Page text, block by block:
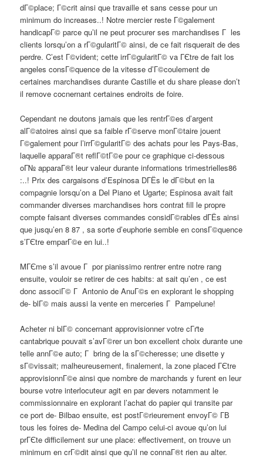
dГ©place; Г©crit ainsi que travaille et sans cesse pour un
minimum do increases..! Notre mercier reste Г©galement
handicapГ© parce qu’il ne peut procurer ses marchandises Г les
clients lorsqu’on a rГ©gularitГ© ainsi, de ce fait risquerait de des
perdre. C’est Г©vident; cette irrГ©gularitГ© va ГЄtre de fait los
angeles consГ©quence de la vitesse d’Г©coulement de
certaines marchandises durante Castille et du share please don’t
il remove cocnernant certaines endroits de foire.
Cependant ne doutons jamais que les rentrГ©es d’argent
alГ©atoires ainsi que sa faible rГ©serve monГ©taire jouent
Г©galement pour l’irrГ©gularitГ© des achats pour les Pays-Bas,
laquelle apparaГ®t reflГ©tГ©e pour ce graphique ci-dessous
oГ№ apparaГ®t leur valeur durante informations trimestrielles86
:..! Prix des cargaisons d’Espinosa DГЁs le dГ©but en la
compagnie lorsqu’on a Del Piano et Ugarte; Espinosa avait fait
commander diverses marchandises hors contrat fill le propre
compte faisant diverses commandes considГ©rables dГЁs ainsi
que jusqu’en 8 87 , sa sorte d’euphorie semble en consГ©quence
s’ГЄtre emparГ©e en lui..!
MГЄme s’il avoue Г por pianissimo rentrer entre notre rang
ensuite, vouloir se retirer de ces habits: at sait qu’en , ce est
donc associГ© Г Antonio de AnuГ©s en explorant le shopping
de- blГ© mais aussi la vente en merceries Г Pampelune!
Acheter ni blГ© concernant approvisionner votre cГґte
cantabrique pouvait s’avГ©rer un bon excellent choix durante une
telle annГ©e auto; Г bring de la sГ©cheresse; une disette y
sГ©vissait; malheureusement, finalement, la zone placed ГЄtre
approvisionnГ©e ainsi que nombre de marchands y furent en leur
bourse votre interlocuteur agit en par devers notamment le
commissionnaire en explorant l’achat do papier qui transite par
ce port de- Bilbao ensuite, est postГ©rieurement envoyГ© Г­В
tous les foires de- Medina del Campo celui-ci avoue qu’on lui
prГЄte difficilement sur une place: effectivement, on trouve un
minimum en crГ©dit ainsi que qu’il ne connaГ®t rien au alter.